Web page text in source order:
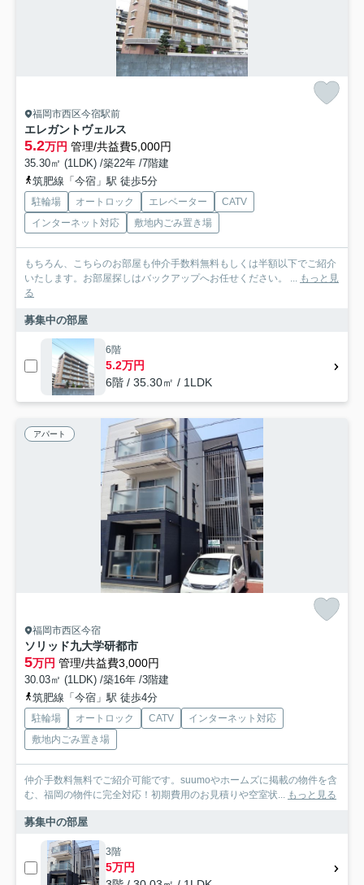
福岡市西区今宿駅前
エレガントヴェルス
5.2万円 管理/共益費5,000円
35.30㎡ (1LDK) /築22年 /7階建
筑肥線「今宿」駅 徒歩5分
駐輪場 オートロック エレベーター
CATV
インターネット対応
敷地内ごみ置き場
もちろん、こちらのお部屋も仲介手数料無料もしくは半額以下でご紹介
いたします。お部屋探しはバックアップへお任せください。 ...
もっと見
る
募集中の部屋
6階
5.2万円
6階 / 35.30㎡ / 1LDK
アパート
福岡市西区今宿
ソリッド九大学研都市
5万円 管理/共益費3,000円
30.03㎡ (1LDK) /築16年 /3階建
筑肥線「今宿」駅 徒歩4分
駐輪場 オートロック CATV
インターネット対応
敷地内ごみ置き場
仲介手数料無料でご紹介可能です。suumoやホームズに掲載の物件を含
む、福岡の物件に完全対応！初期費用のお見積りや空室状...
もっと見る
募集中の部屋
3階
5万円